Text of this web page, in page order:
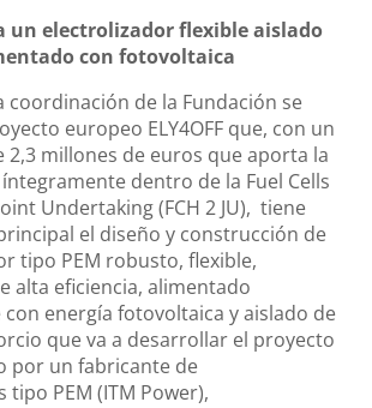
un electrolizador flexible aislado
con fotovoltaica
coordinación de la Fundación se
europeo ELY4OFF que, con un
2,3 millones de euros que aporta la
dentro de la Fuel Cells
Undertaking (FCH 2 JU), tiene
el diseño y construcción de
tipo PEM robusto, flexible,
alta eficiencia, alimentado
energía fotovoltaica y aislado de
que va a desarrollar el proyecto
por un fabricante de
PEM (ITM Power),